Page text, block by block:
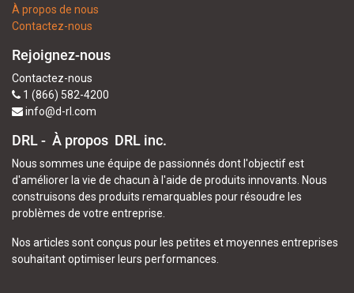
À propos de nous
Contactez-nous
Rejoignez-nous
Contactez-nous
1 (866) 582-4200
info@d-rl.com
DRL - À propos DRL inc.
Nous sommes une équipe de passionnés dont l'objectif est
d'améliorer la vie de chacun à l'aide de produits innovants. Nous
construisons des produits remarquables pour résoudre les
problèmes de votre entreprise.
Nos articles sont conçus pour les petites et moyennes entreprises
souhaitant optimiser leurs performances.